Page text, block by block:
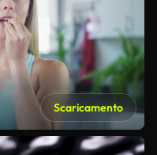
Scaricamento